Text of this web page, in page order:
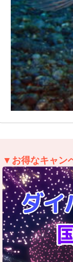
▼お得なキャン